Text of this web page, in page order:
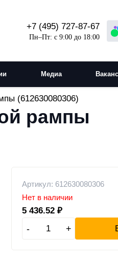
+7 (495) 727-87-67
Пн–Пт: с 9:00 до 18:00
Медиа
(612630080306)
рампы
Артикул: 612630080306
Нет в наличии
5 436.52 ₽
- +